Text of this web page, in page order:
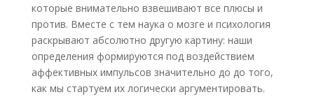
которые внимательно взвешивают все плюсы и
против. Вместе с тем наука о мозге и психология
раскрывают абсолютно другую картину: наши
определения формируются под воздействием
аффективных импульсов значительно до до того,
как мы стартуем их логически аргументировать.